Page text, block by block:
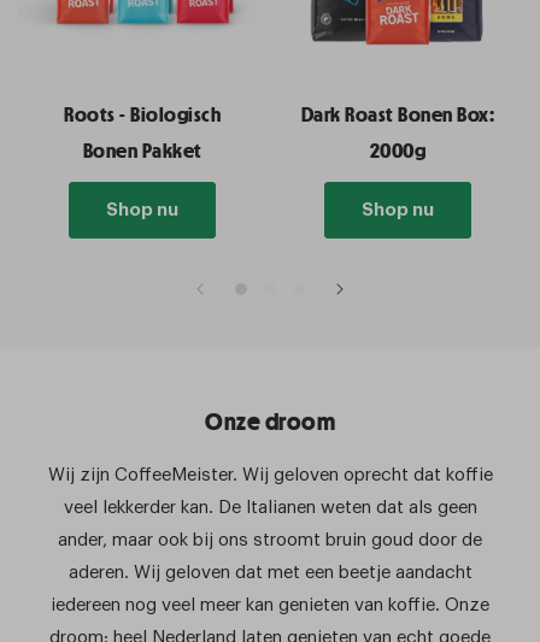
Roots - Biologisch
Bonen Pakket
Shop nu
Dark Roast Bonen Box:
2000g
Shop nu
Onze droom
Wij zijn CoffeeMeister. Wij geloven oprecht dat koffie
veel lekkerder kan. De Italianen weten dat als geen
ander, maar ook bij ons stroomt bruin goud door de
aderen. Wij geloven dat met een beetje aandacht
iedereen nog veel meer kan genieten van koffie. Onze
droom: heel Nederland laten genieten van echt goede